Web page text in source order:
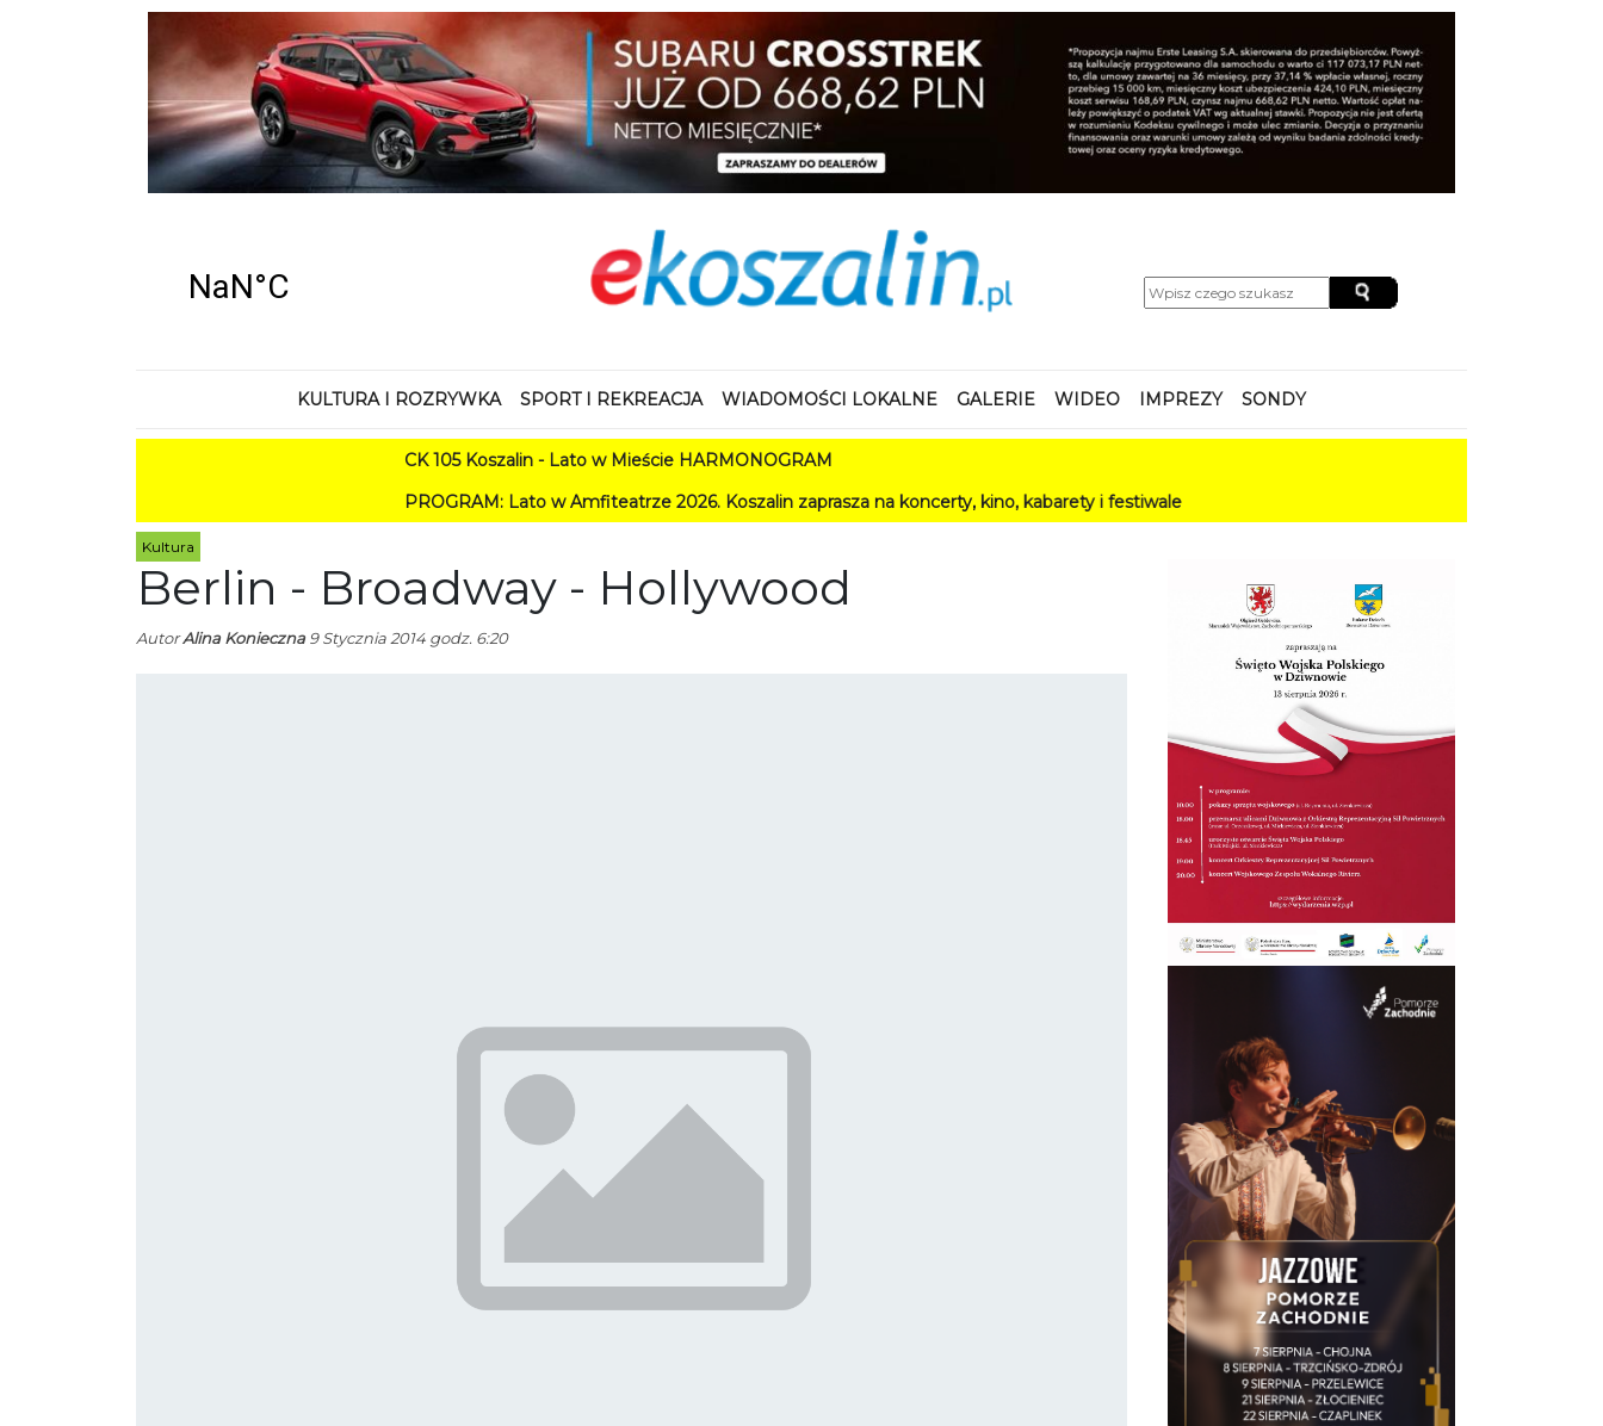
KULTURA I ROZRYWKA SPORT I REKREACJA WIADOMOŚCI LOKALNE GALERIE WIDEO IMPREZY SONDY
CK 105 Koszalin - Lato w Mieście HARMONOGRAM
PROGRAM: Lato w Amfiteatrze 2026. Koszalin zaprasza na koncerty, kino, kabarety i festiwale
Kultura
Berlin - Broadway - Hollywood
AutorAlina Konieczna9 Stycznia 2014 godz. 6:20